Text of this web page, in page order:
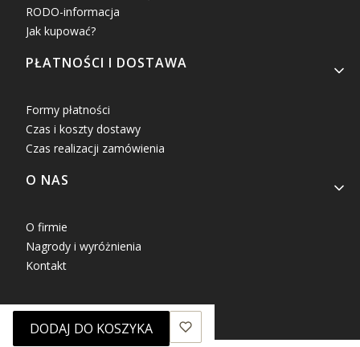
RODO-informacja
Jak kupować?
PŁATNOŚCI I DOSTAWA
Formy płatności
Czas i koszty dostawy
Czas realizacji zamówienia
O NAS
O firmie
Nagrody i wyróżnienia
Kontakt
DODAJ DO KOSZYKA